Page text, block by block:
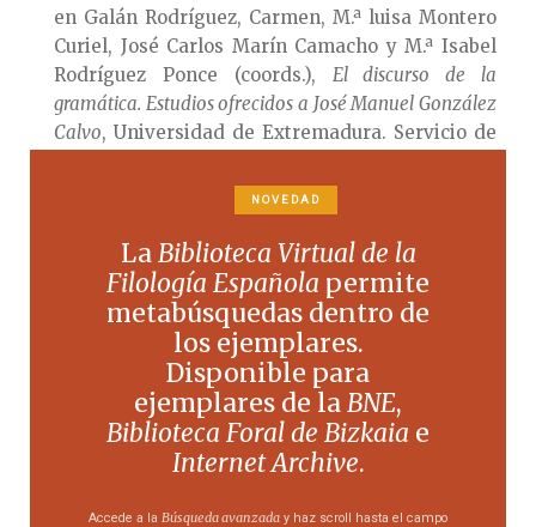
en Galán Rodríguez, Carmen, M.ª luisa Montero
Curiel, José Carlos Marín Camacho y M.ª Isabel
Rodríguez Ponce (coords.), El discurso de la
gramática. Estudios ofrecidos a José Manuel González
Calvo, Universidad de Extremadura. Servicio de
Sueiro Justel, Joaquín,Historia de la lingüística
española en Filipinas (1580-1898), Axac, Lugo, 2003.
Nerea Fernández de Gobeo
NOVEDAD
LaBiblioteca Virtual de la
Filología Española permite
metabúsquedas dentro de
los ejemplares.
Disponible para
ejemplares de laBNE,
Biblioteca Foral de Bizkaia e
Internet Archive.
Accede a la Búsqueda avanzada y haz scroll hasta el campo